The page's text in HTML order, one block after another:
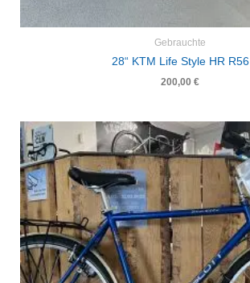
Gebrauchte
28“ KTM Life Style HR R56
200,00 €